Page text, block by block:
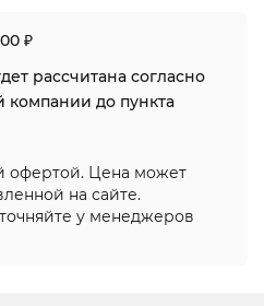
₽
рассчитана согласно
компании до пункта
офертой. Цена может
на сайте.
у менеджеров